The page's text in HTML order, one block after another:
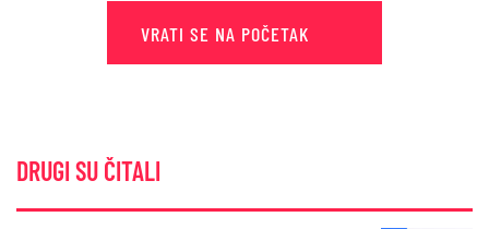
VRATI SE NA POČETAK
DRUGI SU ČITALI